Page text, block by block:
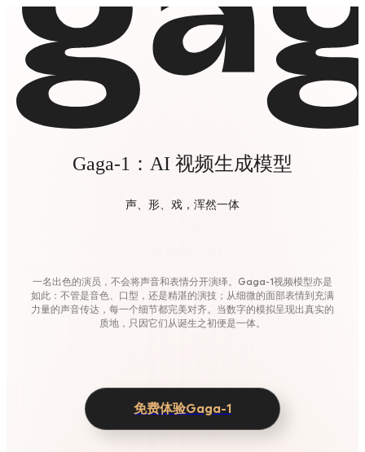
Gaga-1：AI 视频生成模型
声、形、戏，浑然一体
一名出色的演员，不会将声音和表情分开演绎。Gaga-1视频模型亦是
如此：不管是音色、口型，还是精湛的演技；从细微的面部表情到充满
力量的声音传达，每一个细节都完美对齐。当数字的模拟呈现出真实的
质地，只因它们从诞生之初便是一体。
免费体验Gaga-1